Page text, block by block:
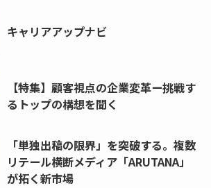
キャリアアップナビ
【特集】顧客視点の企業変革ー挑戦す
るトップの構想を聞く
「単独出稿の限界」を突破する。複数
リテール横断メディア「ARUTANA」
が拓く新市場